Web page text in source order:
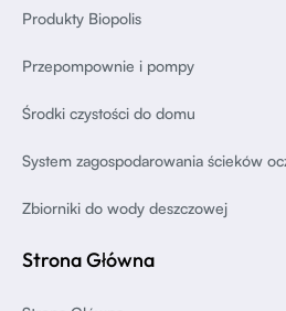
Produkty Biopolis
Przepompownie i pompy
Środki czystości do domu
System zagospodarowania ścieków
Zbiorniki do wody deszczowej
Strona Główna